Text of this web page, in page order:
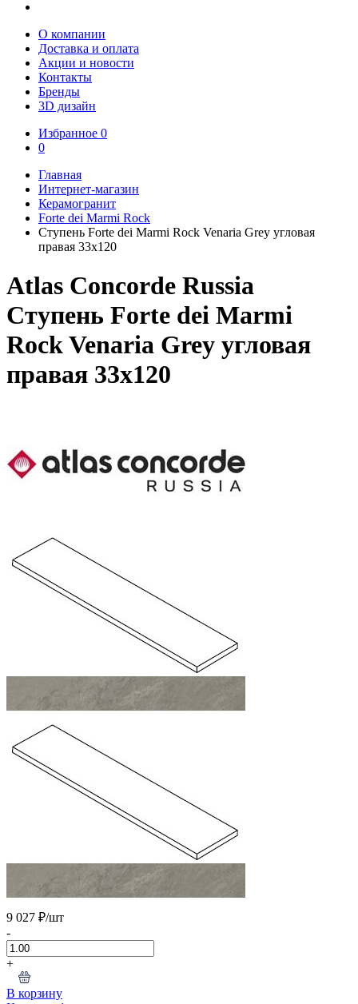
О компании
Доставка и оплата
Акции и новости
Контакты
Бренды
3D дизайн
Избранное 0
0
Главная
Интернет-магазин
Керамогранит
Forte dei Marmi Rock
Ступень Forte dei Marmi Rock Venaria Grey угловая
правая 33x120
Atlas Concorde Russia
Ступень Forte dei Marmi
Rock Venaria Grey угловая
правая 33x120
9 027 ₽/шт
-
+
В корзину